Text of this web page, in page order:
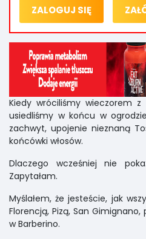
ZALOGUJ SIĘ
Kiedy wróciliśmy wieczorem
usiedliśmy w końcu w
zachwyt, upojenie nieznaną
końcówki włosów.
Dlaczego wcześniej nie
Zapytałam.
Myślałem, że jesteście, jak
Florencją, Pizą, San
w Barberino.